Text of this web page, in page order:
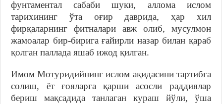
фунтаментал сабаби шуки, аллома ислом
тарихининг ўта оғир даврида, ҳар хил
фирқаларнинг фитналари авж олиб, мусулмон
жамоалар бир-бирига ғайирли назар билан қараб
қолган паллада яшаб ижод қилган.
Имом Мотуридийнинг ислом ақидасини тартибга
солиш, ёт ғояларга қарши асосли раддиялар
бериш мақсадида танлаган кураш йўли, ўша